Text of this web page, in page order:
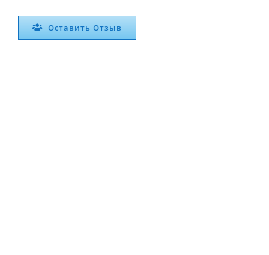
Оставить Отзыв